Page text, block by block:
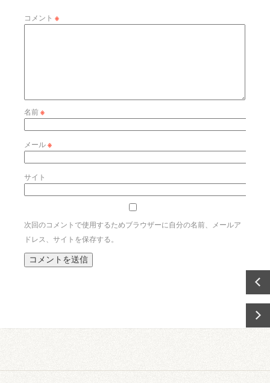
コメント ※
名前※
メール※
サイト
次回のコメントで使用するためブラウザーに自分の名前、メールア
ドレス、サイトを保存する。